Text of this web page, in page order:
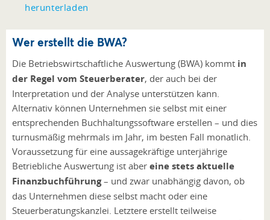
herunterladen
Wer erstellt die BWA?
Die Betriebswirtschaftliche Auswertung (BWA) kommt in
der Regel vom Steuerberater, der auch bei der
Interpretation und der Analyse unterstützen kann.
Alternativ können Unternehmen sie selbst mit einer
entsprechenden Buchhaltungssoftware erstellen – und dies
turnusmäßig mehrmals im Jahr, im besten Fall monatlich.
Voraussetzung für eine aussagekräftige unterjährige
Betriebliche Auswertung ist aber eine stets aktuelle
Finanzbuchführung– und zwar unabhängig davon, ob
das Unternehmen diese selbst macht oder eine
Steuerberatungskanzlei. Letztere erstellt teilweise